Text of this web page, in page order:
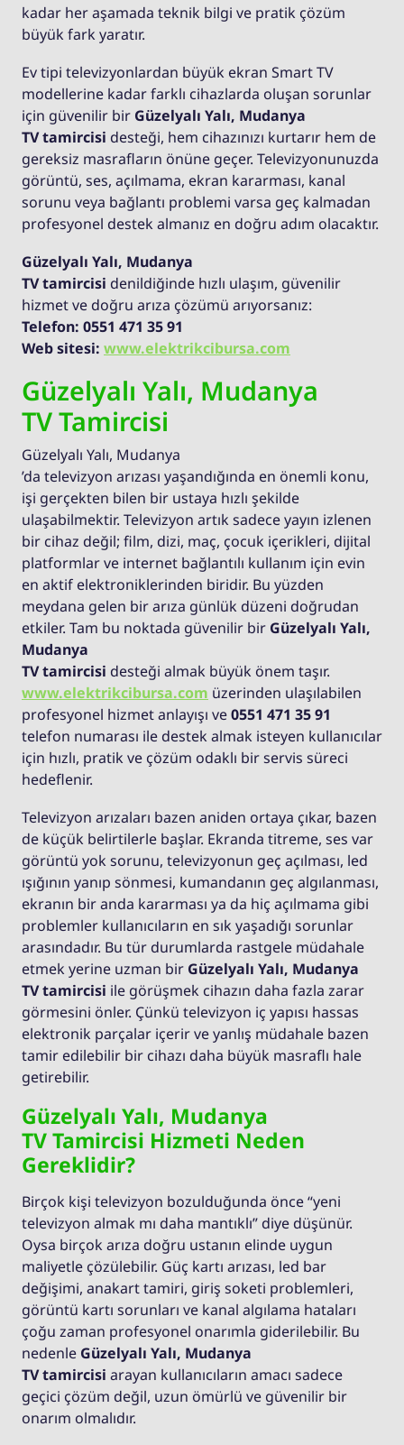
kadar her aşamada teknik bilgi ve pratik çözüm
büyük fark yaratır.
Ev tipi televizyonlardan büyük ekran Smart TV
modellerine kadar farklı cihazlarda oluşan sorunlar
için güvenilir bir Güzelyalı Yalı, Mudanya
TV tamircisi desteği, hem cihazınızı kurtarır hem de
gereksiz masrafların önüne geçer. Televizyonunuzda
görüntü, ses, açılmama, ekran kararması, kanal
sorunu veya bağlantı problemi varsa geç kalmadan
profesyonel destek almanız en doğru adım olacaktır.
Güzelyalı Yalı, Mudanya
TV tamircisi denildiğinde hızlı ulaşım, güvenilir
hizmet ve doğru arıza çözümü arıyorsanız:
Telefon: 0551 471 35 91
Web sitesi: www.elektrikcibursa.com
Güzelyalı Yalı, Mudanya
TV Tamircisi
Güzelyalı Yalı, Mudanya
’da televizyon arızası yaşandığında en önemli konu,
işi gerçekten bilen bir ustaya hızlı şekilde
ulaşabilmektir. Televizyon artık sadece yayın izlenen
bir cihaz değil; film, dizi, maç, çocuk içerikleri, dijital
platformlar ve internet bağlantılı kullanım için evin
en aktif elektroniklerinden biridir. Bu yüzden
meydana gelen bir arıza günlük düzeni doğrudan
etkiler. Tam bu noktada güvenilir bir Güzelyalı Yalı,
Mudanya
TV tamircisi desteği almak büyük önem taşır.
www.elektrikcibursa.com üzerinden ulaşılabilen
profesyonel hizmet anlayışı ve0551 471 35 91
telefon numarası ile destek almak isteyen kullanıcılar
için hızlı, pratik ve çözüm odaklı bir servis süreci
hedeflenir.
Televizyon arızaları bazen aniden ortaya çıkar, bazen
de küçük belirtilerle başlar. Ekranda titreme, ses var
görüntü yok sorunu, televizyonun geç açılması, led
ışığının yanıp sönmesi, kumandanın geç algılanması,
ekranın bir anda kararması ya da hiç açılmama gibi
problemler kullanıcıların en sık yaşadığı sorunlar
arasındadır. Bu tür durumlarda rastgele müdahale
etmek yerine uzman bir Güzelyalı Yalı, Mudanya
TV tamircisi ile görüşmek cihazın daha fazla zarar
görmesini önler. Çünkü televizyon iç yapısı hassas
elektronik parçalar içerir ve yanlış müdahale bazen
tamir edilebilir bir cihazı daha büyük masraflı hale
getirebilir.
Güzelyalı Yalı, Mudanya
TV Tamircisi Hizmeti Neden
Gereklidir?
Birçok kişi televizyon bozulduğunda önce “yeni
televizyon almak mı daha mantıklı” diye düşünür.
Oysa birçok arıza doğru ustanın elinde uygun
maliyetle çözülebilir. Güç kartı arızası, led bar
değişimi, anakart tamiri, giriş soketi problemleri,
görüntü kartı sorunları ve kanal algılama hataları
çoğu zaman profesyonel onarımla giderilebilir. Bu
nedenle Güzelyalı Yalı, Mudanya
TV tamircisi arayan kullanıcıların amacı sadece
geçici çözüm değil, uzun ömürlü ve güvenilir bir
onarım olmalıdır.